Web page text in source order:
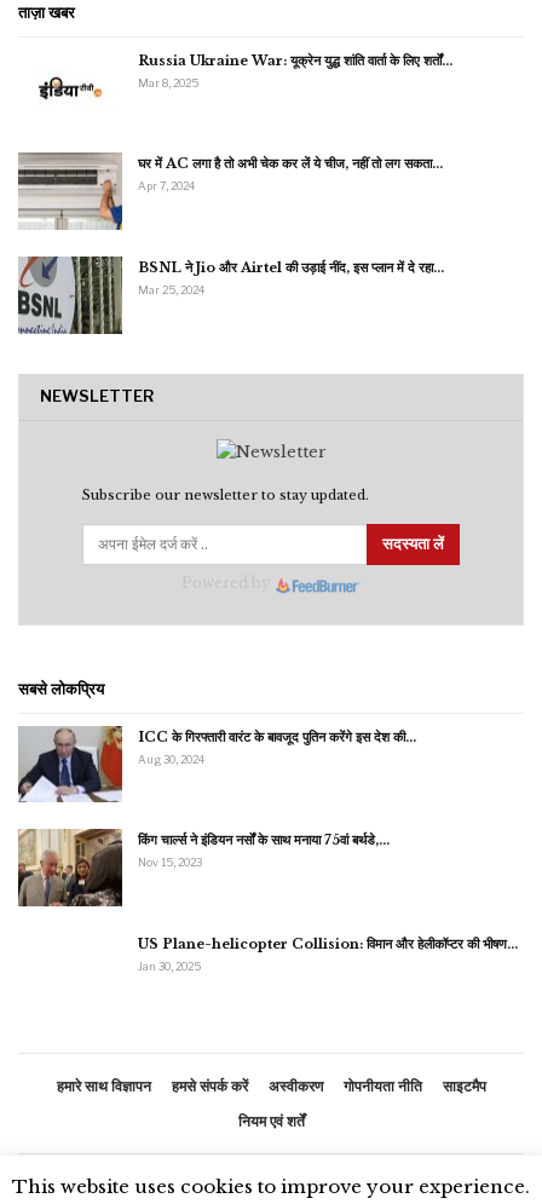
ताज़ा खबर
Russia Ukraine War: यूक्रेन युद्ध शांति वार्ता के लिए शर्तों…
Mar 8, 2025
घर में AC लगा है तो अभी चेक कर लें ये चीज, नहीं तो लग सकता…
Apr 7, 2024
BSNL ने Jio और Airtel की उड़ाई नींद, इस प्लान में दे रहा…
Mar 25, 2024
NEWSLETTER
Subscribe our newsletter to stay updated.
सदस्यता लें
सबसे लोकप्रिय
ICC के गिरफ्तारी वारंट के बावजूद पुतिन करेंगे इस देश की…
Aug 30, 2024
किंग चार्ल्स ने इंडियन नर्सों के साथ मनाया 75वां बर्थडे,…
Nov 15, 2023
US Plane-helicopter Collision: विमान और हेलीकॉप्टर की भीषण…
Jan 30, 2025
हमारे साथ विज्ञापन हमसे संपर्क करें अस्वीकरण गोपनीयता नीति
साइटमैप
नियम एवं शर्तें
© 2026 - भारतीय समाचार. सर्वाधिकार सुरक्षित
This website uses cookies to improve your experience.